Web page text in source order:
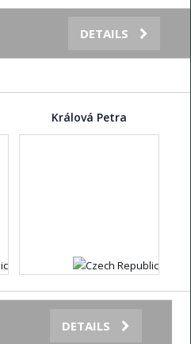
DETAILS
Králová Petra
DETAILS